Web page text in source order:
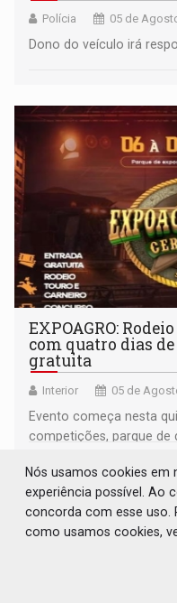
Polícia 05 de
Dono do veículo irá
EXPOAGRO:
com quatro dias
gratuita
Interior 05 de
Evento começa nesta
competições, parque de
Nós usamos cookies
experiência possível. Ao
concorda com esse uso.
como usamos cookies,